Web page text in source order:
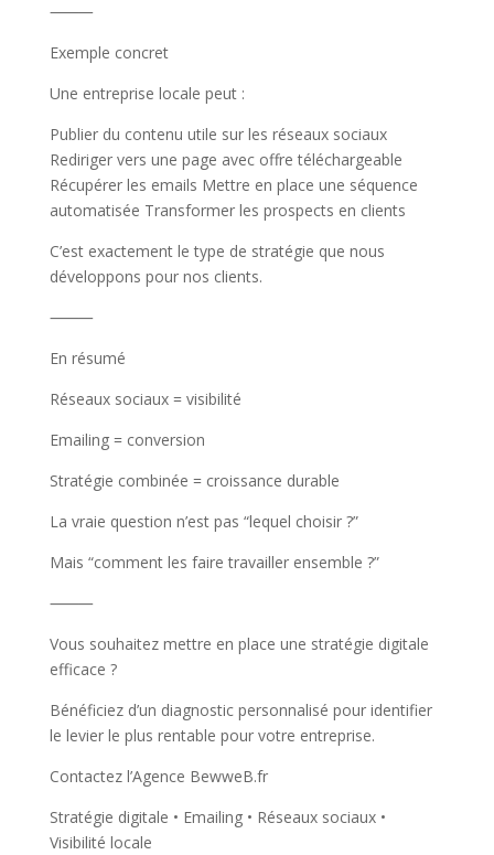
⸻
Exemple concret
Une entreprise locale peut :
Publier du contenu utile sur les réseaux sociaux
Rediriger vers une page avec offre téléchargeable
Récupérer les emails Mettre en place une séquence
automatisée Transformer les prospects en clients
C’est exactement le type de stratégie que nous
développons pour nos clients.
⸻
En résumé
Réseaux sociaux = visibilité
Emailing = conversion
Stratégie combinée = croissance durable
La vraie question n’est pas “lequel choisir ?”
Mais “comment les faire travailler ensemble ?”
⸻
Vous souhaitez mettre en place une stratégie digitale
efficace ?
Bénéficiez d’un diagnostic personnalisé pour identifier
le levier le plus rentable pour votre entreprise.
Contactez l’Agence BewweB.fr
Stratégie digitale • Emailing • Réseaux sociaux •
Visibilité locale